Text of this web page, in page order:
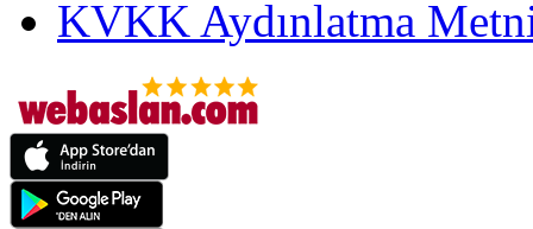
KVKK Aydınlatma